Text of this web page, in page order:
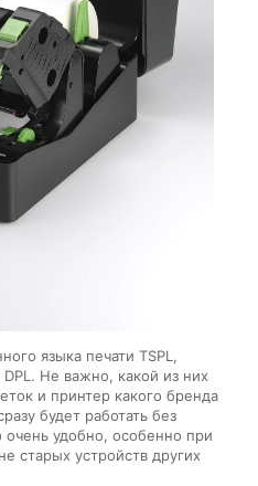
языка печати TSPL,
Не важно, какой из них
и принтер какого бренда
будет работать без
удобно, особенно при
старых устройств других